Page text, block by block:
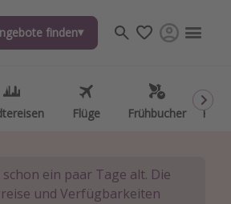
finden
Flüge Frühbucher
finden
Flüge Frühbucher
ein paar Tage alt. Die
und Verfügbarkeiten